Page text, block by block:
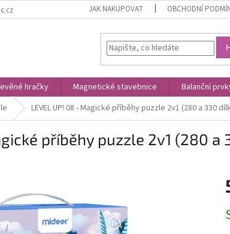
JAK NAKUPOVAT OBCHODNÍ
hračky Magnetické stavebnice Balanční
LEVEL UP! 08 - Magické příběhy puzzle 2v1 (280 a 330
příběhy puzzle 2v1 (280 a